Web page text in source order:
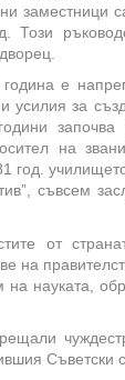
заместници
Този
е
усилия за
започва
на
год.
съвсем
от
на
науката,